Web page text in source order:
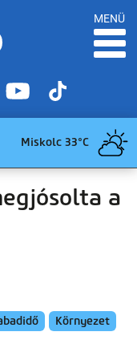
MENÜ
Miskolc 33°C
a
Környezet